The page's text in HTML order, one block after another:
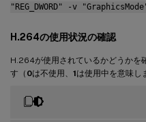
"REG_DWORD" -v
H.264の使用状況の確認
H.264が使用されているかどうかを
す（ 0は不使用、 1は使用中を意味し